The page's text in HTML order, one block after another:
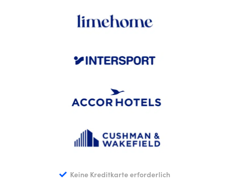
Keine Kreditkarte erforderlich